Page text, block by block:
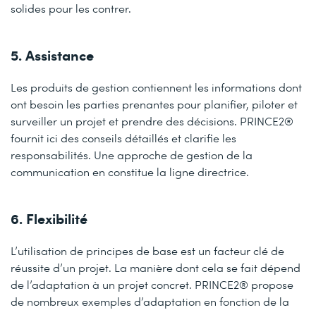
solides pour les contrer.
5. Assistance
Les produits de gestion contiennent les informations dont
ont besoin les parties prenantes pour planifier, piloter et
surveiller un projet et prendre des décisions. PRINCE2®
fournit ici des conseils détaillés et clarifie les
responsabilités. Une approche de gestion de la
communication en constitue la ligne directrice.
6. Flexibilité
L’utilisation de principes de base est un facteur clé de
réussite d’un projet. La manière dont cela se fait dépend
de l’adaptation à un projet concret. PRINCE2® propose
de nombreux exemples d’adaptation en fonction de la